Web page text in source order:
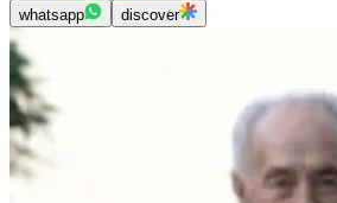
whatsapp discover